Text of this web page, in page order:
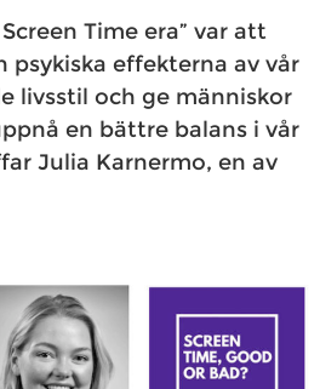
Time era” var att
psykiska effekterna av vår
livsstil och ge människor
en bättre balans i vår
Julia Karnermo, en av